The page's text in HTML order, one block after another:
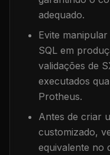
adequado.
Evite
SQL em
validações de
executados
Protheus.
Antes de criar
customizado,
equivalente no